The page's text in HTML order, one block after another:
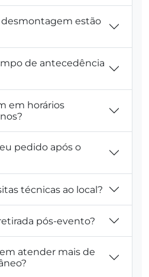
desmontagem estão
de antecedência
em horários
pedido após o
técnicas ao local?
pós-evento?
atender mais de